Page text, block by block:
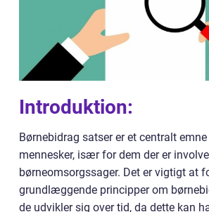
Introduktion:
Børnebidrag satser er et centralt
mennesker, især for dem der er
børneomsorgssager. Det er vigtigt at
grundlæggende principper om
de udvikler sig over tid, da dette kan